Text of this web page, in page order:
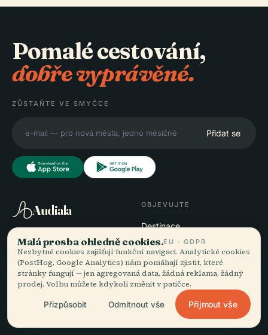
Pomalé cestování,
dobře vyprávěné.
ZŮSTAŇTE VE SMYČCE
Přidat se
Audiala
Audioprůvodci pro to, jak
doopravdy bloumáte —
poctivě zdrojováno,
namluveno pro ulici,
staženo na jeden zátah.
OBJEVUJTE
Destinace
Průvodci
Tipy na cesty
Zobrazit ceník
Stáhnout
NÁPOVĚDA
Malá prosba ohledně cookies.EU · GDPR
Nezbytné cookies zajišťují funkční navigaci. Analytické cookies
(PostHog, Google Analytics) nám pomáhají zjistit, které
stránky fungují — jen agregovaná data, žádná reklama, žádný
prodej. Volbu můžete kdykoli změnit v patičce.
Přizpůsobit Odmítnout vše Přijmout vše